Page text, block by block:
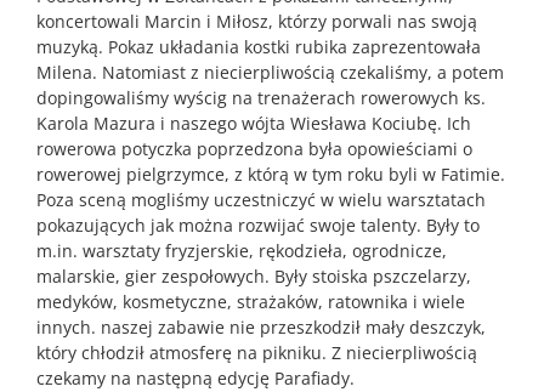
koncertowali Marcin i Miłosz, którzy porwali nas swoją
muzyką. Pokaz układania kostki rubika zaprezentowała
Milena. Natomiast z niecierpliwością czekaliśmy, a potem
dopingowaliśmy wyścig na trenażerach rowerowych ks.
Karola Mazura i naszego wójta Wiesława Kociubę. Ich
rowerowa potyczka poprzedzona była opowieściami o
rowerowej pielgrzymce, z którą w tym roku byli w Fatimie.
Poza sceną mogliśmy uczestniczyć w wielu warsztatach
pokazujących jak można rozwijać swoje talenty. Były to
m.in. warsztaty fryzjerskie, rękodzieła, ogrodnicze,
malarskie, gier zespołowych. Były stoiska pszczelarzy,
medyków, kosmetyczne, strażaków, ratownika i wiele
innych. naszej zabawie nie przeszkodził mały deszczyk,
który chłodził atmosferę na pikniku. Z niecierpliwością
czekamy na następną edycję Parafiady.